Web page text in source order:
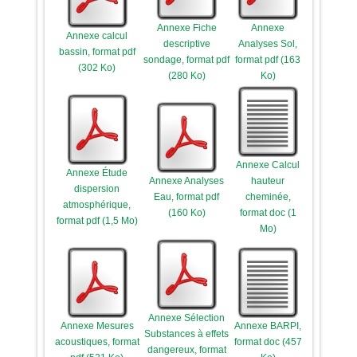
Annexe calcul
bassin, format pdf
(302 Ko)
Annexe Fiche
descriptive
sondage, format pdf
(280 Ko)
Annexe
Analyses Sol,
format pdf (163
Ko)
Annexe Étude
dispersion
atmosphérique,
format pdf (1,5 Mo)
Annexe Analyses
Eau, format pdf
(160 Ko)
Annexe Calcul
hauteur
cheminée,
format doc (1
Mo)
Annexe Mesures
acoustiques, format
Annexe Sélection
Substances à effets
dangereux, format
Annexe BARPI,
format doc (457